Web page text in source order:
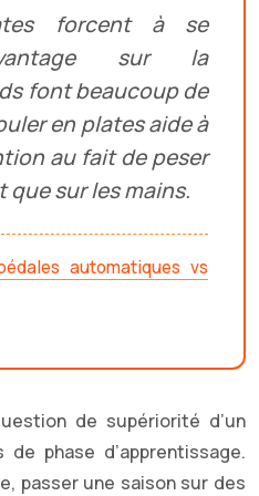
forcent à se
sur la
font beaucoup de
en plates aide à
au fait de peser
sur les mains.
automatiques vs
de supériorité d’un
phase d’apprentissage.
passer une saison sur des